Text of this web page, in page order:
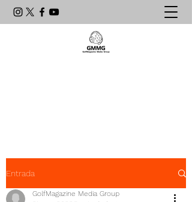
Entrada
GolfMagazine Media Group